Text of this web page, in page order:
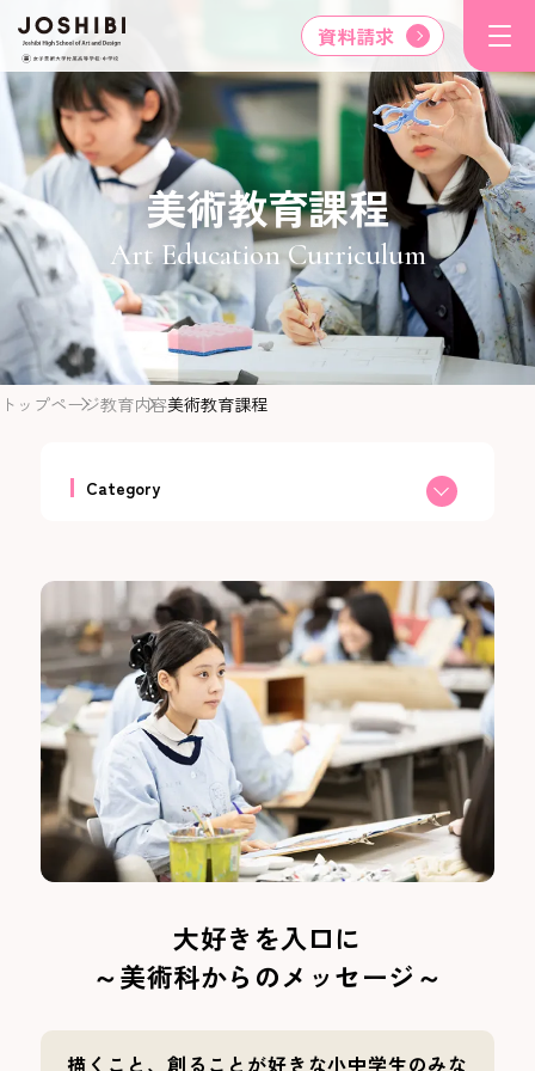
資料請求
美術教育課程
Art Education Curriculum
トップページ教育内容美術教育課程
Category
大好きを入口に
～美術科からのメッセージ～
描くこと、創ることが好きな小中学生のみな